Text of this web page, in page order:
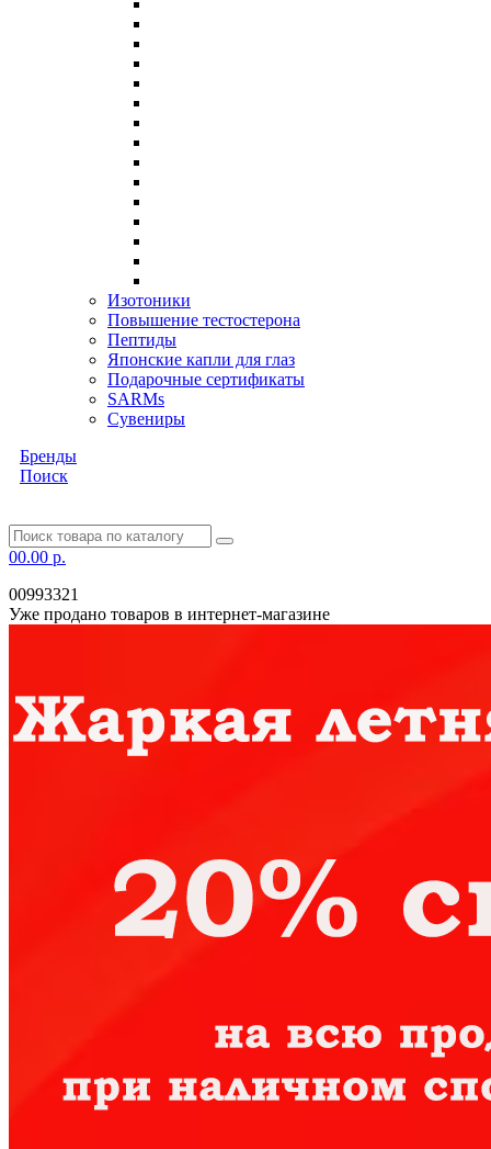
Изотоники
Повышение тестостерона
Пептиды
Японские капли для глаз
Подарочные сертификаты
SARMs
Сувениры
Бренды
Поиск
00.00 р.
00993321
Уже продано товаров в интернет-магазине